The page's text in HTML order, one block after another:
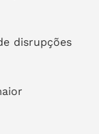
disrupções